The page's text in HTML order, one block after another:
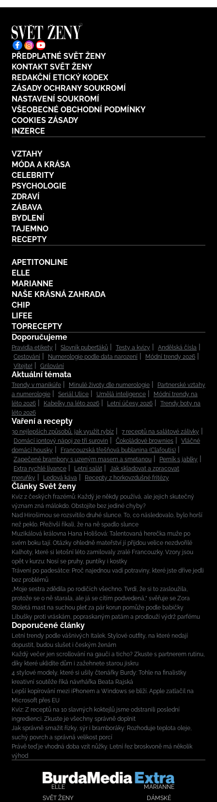
PŘEDPLATNÉ SVĚT ŽENY
KONTAKT SVĚT ŽENY
REDAKČNÍ ETICKÝ KODEX
ZÁSADY OCHRANY SOUKROMÍ
NASTAVENÍ SOUKROMÍ
VŠEOBECNÉ OBCHODNÍ PODMÍNKY
COOKIES ZÁSADY
INZERCE
VZTAHY
MÓDA A KRÁSA
CELEBRITY
PSYCHOLOGIE
ZDRAVÍ
ZÁBAVA
BYDLENÍ
TAJEMNO
RECEPTY
APETITONLINE
ELLE
MARIANNE
NAŠE KRÁSNÁ ZAHRADA
CHIP
LIFEE
TOPRECEPTY
Doporučujeme
Pravidla etikety Slovník puberťáků Testy a kvízy
Andělská čísla
Cestování
Numerologie podle data narození
Módní trendy 2026
Vítejte!
Grilování
Aktuální témata
Trendy v manikúře Minulé životy dle numerologie
Partnerské vztahy
a numerologie
Seriál Ulice Umělá inteligence
Módní trendy na
léto 2026
Kabelky na léto 2026 Letní účesy 2026
Trendy boty na
léto 2026
Vaření a recepty
30 nejlepších způsobů, jak využít rybíz
7 receptů na salátové zálivky
Domácí iontový nápoj ze tří surovin
Čokoládové brownies
Vláčné
domácí housky
Francouzská třešňová bublanina (Clafoutis)
Zapečené brambory s uzeným masem a smetanou
Perník s jablky
Extra rychlé lívance
Letní salát
Jak skladovat a zpracovat
meruňky
Ledová káva Recepty z horkovzdušné fritézy
Články Svět ženy
Kvíz z českých frazémů: Každý je někdy používá, ale jejich skutečný
význam zná málokdo. Obstojíte bez jediné chyby?
Nad Hirošimou se rozsvítilo druhé slunce. To, co následovalo, bylo horší
než peklo. Přeživší říkali, že na ně spadlo slunce
Muzikálová královna Hana Holišová: Talentovaná herečka muže po
svém boku tají. Otázky ohledně mateřství jí přijdou velice nezdvořilé
Kalhoty, které si letošní léto zamilovaly zralé Francouzky. Vzory jsou
opět v kurzu: Nosí se pruhy, puntíky i kostky
Trávení po padesátce: Proč najednou vadí potraviny, které jste dříve jedli
bez problémů
„Moje sestra zdědila po rodičích všechno. Tvrdí, že si to zasloužila,
protože se o ně starala, ale já se cítím podvedená,“ svěřuje se Zora
Stoletá mast na suchou pleť za pár korun pomůže podle babičky
Libušky proti vráskám, popraskaným patám a prodlouží výdrž parfému
Doporučené články
Letní trendy podle vášnivých Italek. Stylové outfity, na které nedají
dopustit, budou slušet i českým ženám
Každý večer jen scrollování na gauči a ticho? Zkuste s partnerem rutinu,
díky které uklidíte dům i zažehnete starou jiskru
4 stylové modely, které si ušily čtenářky Burdy: Tohle na finalistky
kreativní soutěže říká návrhářka Beata Rajská
Lepší kopírování mezi iPhonem a Windows se blíží. Apple zatlačil na
Microsoft přes EU
Kvíz: Z receptů na 10 slavných koktejlů jsme odstranili poslední
ingredienci. Zkuste je všechny správně doplnit
Jak správně smažit řízky, sýr i bramboráky: Rozhoduje teplota oleje,
suchý povrch a správná velikost porcí
Právě teď je vhodná doba vzít nůžky. Letní řez broskvoně má několik
výhod
ELLE
MARIANNE
SVĚT ŽENY
DÁMSKÉ